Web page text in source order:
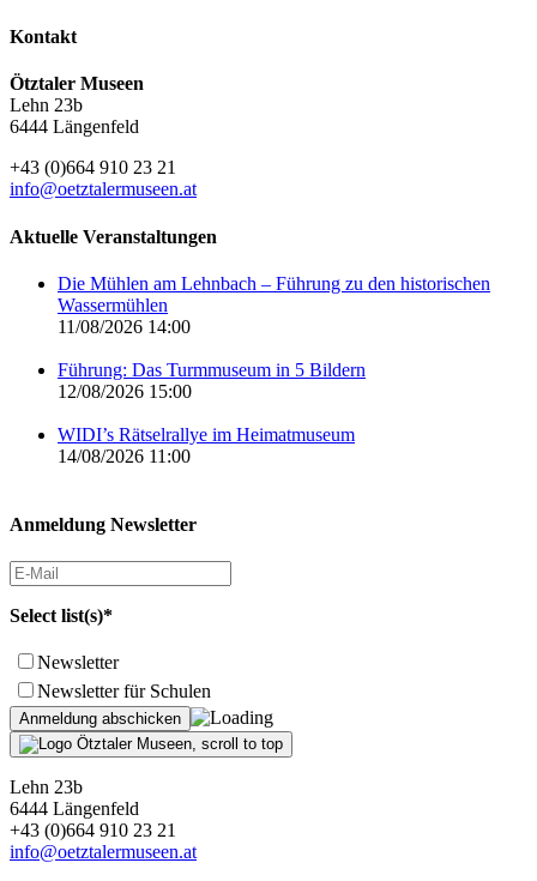
Kontakt
Ötztaler Museen
Lehn 23b
6444 Längenfeld
+43 (0)664 910 23 21
info@oetztalermuseen.at
Aktuelle Veranstaltungen
Die Mühlen am Lehnbach – Führung zu den historischen
Wassermühlen
11/08/2026 14:00
Führung: Das Turmmuseum in 5 Bildern
12/08/2026 15:00
WIDI’s Rätselrallye im Heimatmuseum
14/08/2026 11:00
Anmeldung Newsletter
Select list(s)*
Newsletter
Newsletter für Schulen
Lehn 23b
6444 Längenfeld
+43 (0)664 910 23 21
info@oetztalermuseen.at